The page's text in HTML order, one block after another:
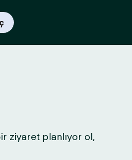
ziyaret planlıyor ol,